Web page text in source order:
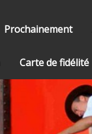
Prochainement
Carte de fidélité